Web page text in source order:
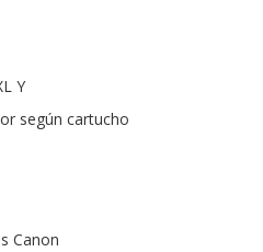
Y
según cartucho
Canon